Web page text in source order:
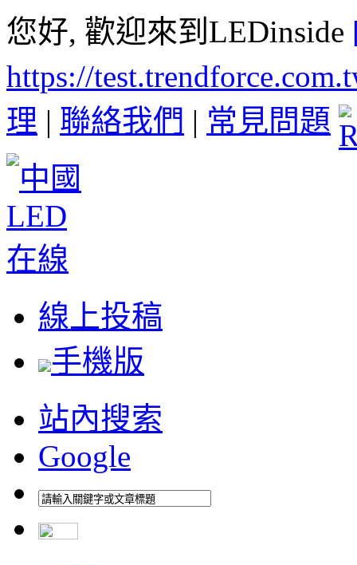
您好, 歡迎來到LEDinside
https://
理 | 聯絡我們 | 常見問題
線上投稿
手機版
站內搜索
Google